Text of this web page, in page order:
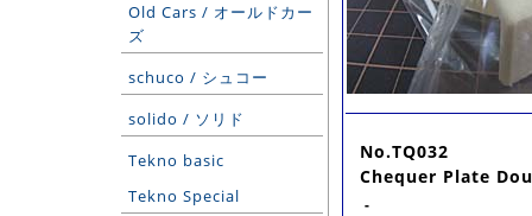
Old Cars / オールドカー
ズ
schuco / シュコー
solido / ソリド
Tekno basic
Tekno Special
No.TQ032
Chequer Plate
-